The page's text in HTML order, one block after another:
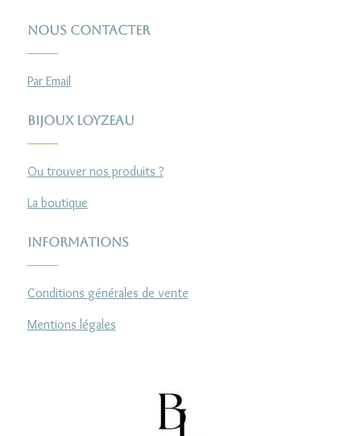
Nous contacter
Par Email
Bijoux Loyzeau
Ou trouver nos produits ?
La boutique
Informations
Conditions générales de vente
Mentions légales